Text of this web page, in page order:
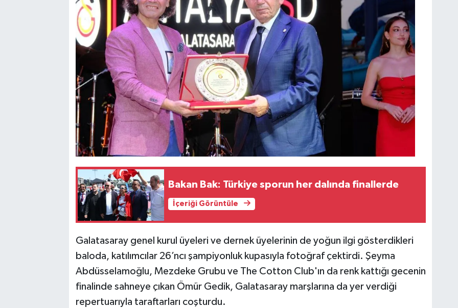
Bakan Bak: Türkiye sporun her dalında finallerde
İçeriği Görüntüle
Galatasaray genel kurul üyeleri ve dernek üyelerinin de yoğun ilgi gösterdikleri
baloda, katılımcılar 26’ncı şampiyonluk kupasıyla fotoğraf çektirdi. Şeyma
Abdüsselamoğlu, Mezdeke Grubu ve The Cotton Club'ın da renk kattığı gecenin
finalinde sahneye çıkan Ömür Gedik, Galatasaray marşlarına da yer verdiği
repertuarıyla taraftarları coşturdu.